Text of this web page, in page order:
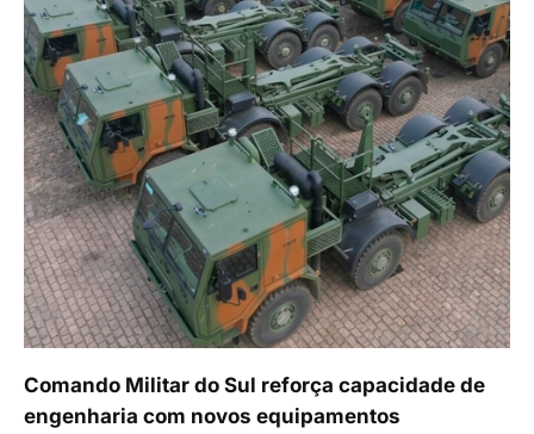
Comando Militar do Sul reforça capacidade de
engenharia com novos equipamentos